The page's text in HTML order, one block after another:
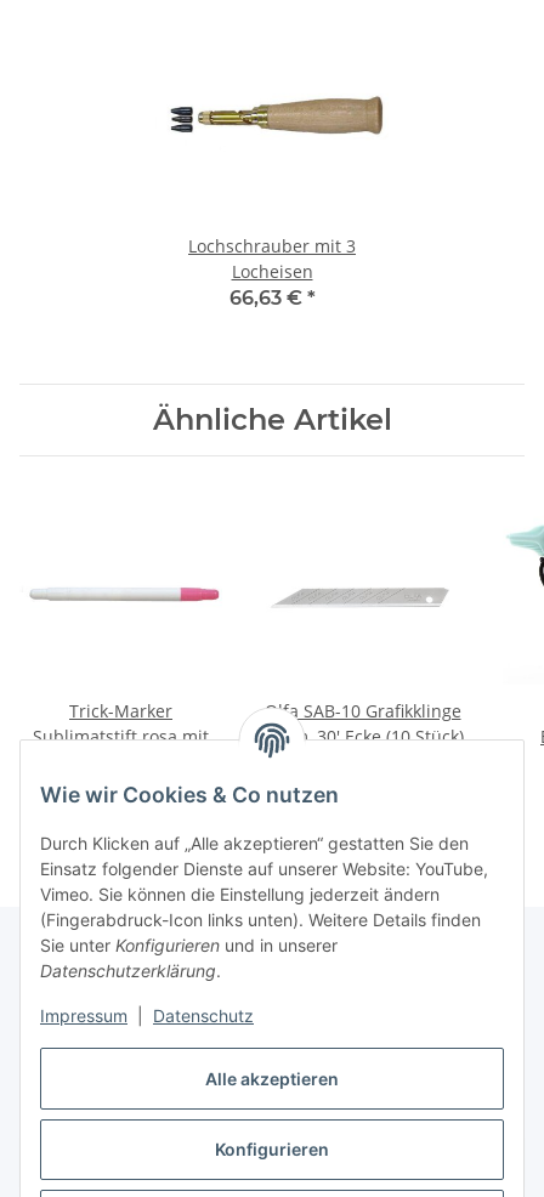
Alle akzeptieren
Konfigurieren
Wie wir Cookies & Co nutzen
Durch Klicken auf „Alle akzeptieren“ gestatten Sie den
Einsatz folgender Dienste auf unserer Website: YouTube,
Vimeo. Sie können die Einstellung jederzeit ändern
(Fingerabdruck-Icon links unten). Weitere Details finden
Sie unter Konfigurieren und in unserer
Datenschutzerklärung.
Impressum Datenschutz
Lochschrauber mit 3
Locheisen
66,63 € *
Ähnliche Artikel
Trick-Marker
Sublimatstift rosa mit
Olfa SAB-10 Grafikklinge
9 mm, 30' Ecke (10 Stück)
Vertrag widerrufen